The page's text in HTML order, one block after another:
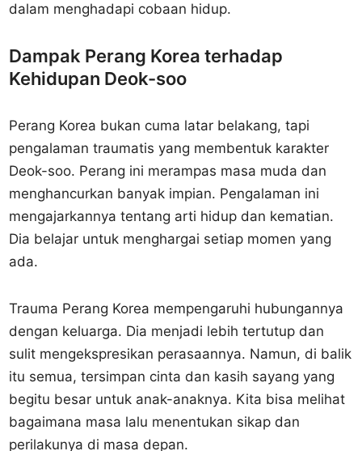
dalam menghadapi cobaan hidup.
Dampak Perang Korea terhadap
Kehidupan Deok-soo
Perang Korea bukan cuma latar belakang, tapi
pengalaman traumatis yang membentuk karakter
Deok-soo. Perang ini merampas masa muda dan
menghancurkan banyak impian. Pengalaman ini
mengajarkannya tentang arti hidup dan kematian.
Dia belajar untuk menghargai setiap momen yang
ada.
Trauma Perang Korea mempengaruhi hubungannya
dengan keluarga. Dia menjadi lebih tertutup dan
sulit mengekspresikan perasaannya. Namun, di balik
itu semua, tersimpan cinta dan kasih sayang yang
begitu besar untuk anak-anaknya. Kita bisa melihat
bagaimana masa lalu menentukan sikap dan
perilakunya di masa depan.